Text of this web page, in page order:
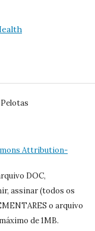
Attribution-
DOC,
assinar (todos os
o arquivo
de 1MB.